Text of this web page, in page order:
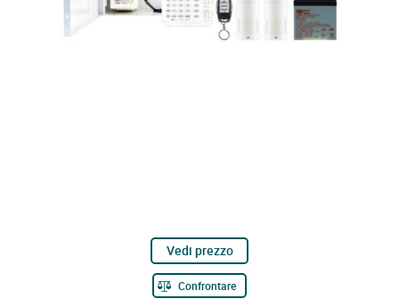
Vedi prezzo
Confrontare